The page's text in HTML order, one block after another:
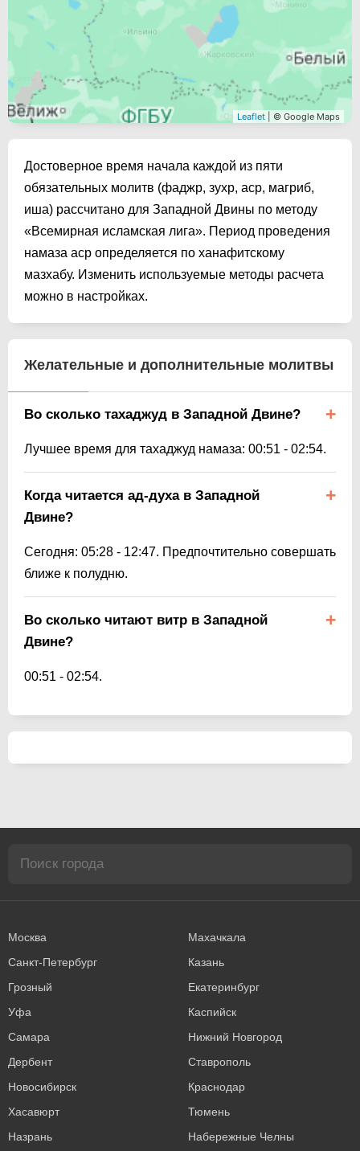
Leaflet | © Google Maps
Достоверное время начала каждой из пяти
обязательных молитв (фаджр, зухр, аср, магриб,
иша) рассчитано для Западной Двины по методу
«Всемирная исламская лига». Период проведения
намаза аср определяется по ханафитскому
мазхабу. Изменить используемые методы расчета
можно в настройках.
Желательные и дополнительные молитвы
Во сколько тахаджуд в Западной Двине?
Лучшее время для тахаджуд намаза: 00:51 - 02:54.
Когда читается ад-духа в Западной
Двине?
Сегодня: 05:28 - 12:47. Предпочтительно совершать
ближе к полудню.
Во сколько читают витр в Западной
Двине?
00:51 - 02:54.
Москва
Махачкала
Санкт-Петербург
Казань
Грозный
Екатеринбург
Уфа
Каспийск
Самара
Нижний Новгород
Дербент
Ставрополь
Новосибирск
Краснодар
Хасавюрт
Тюмень
Назрань
Набережные Челны